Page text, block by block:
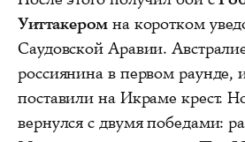
Уиттакером на коротком
Саудовской Аравии.
россиянина в первом раунде,
поставили на Икраме крест.
вернулся с двумя победами: